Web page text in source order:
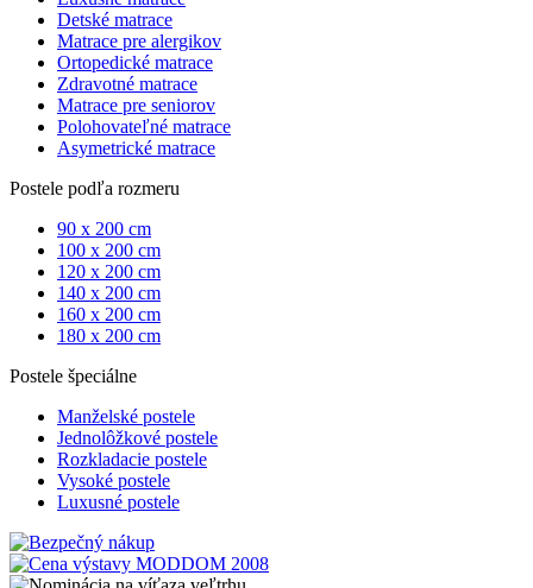
Detské matrace
Matrace pre alergikov
Ortopedické matrace
Zdravotné matrace
Matrace pre seniorov
Polohovateľné matrace
Asymetrické matrace
Postele podľa rozmeru
90 x 200 cm
100 x 200 cm
120 x 200 cm
140 x 200 cm
160 x 200 cm
180 x 200 cm
Postele špeciálne
Manželské postele
Jednolôžkové postele
Rozkladacie postele
Vysoké postele
Luxusné postele